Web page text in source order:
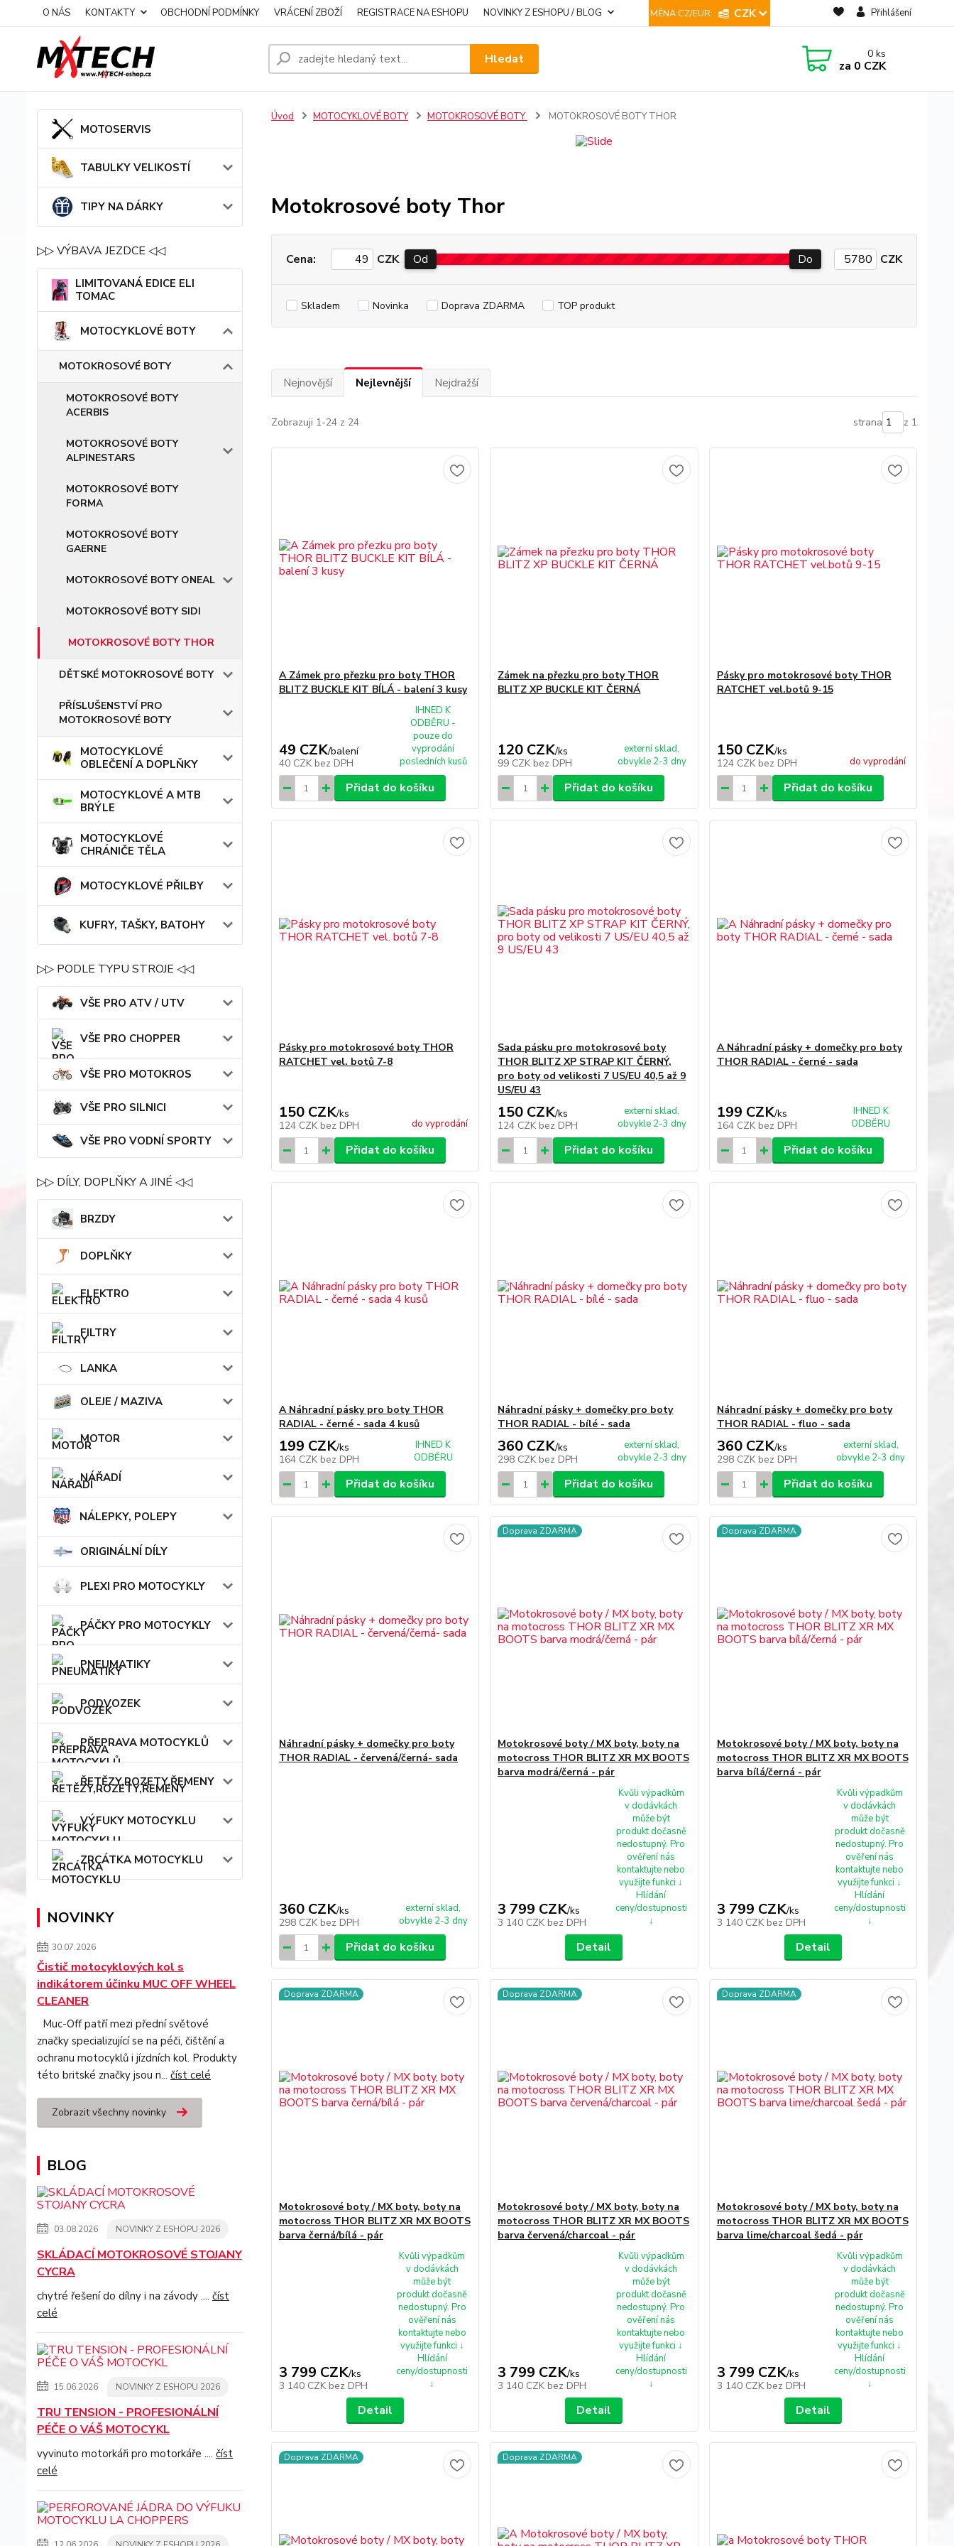
O NÁS KONTAKTY OBCHODNÍ PODMÍNKY VRÁCENÍ ZBOŽÍ REGISTRACE NA ESHOPU NOVINKY Z ESHOPU / BLOG CZK Přihlášení
Hledat 0 ks
za 0 CZK
MOTOSERVIS
TABULKY VELIKOSTÍ
TIPY NA DÁRKY
▷▷ VÝBAVA JEZDCE ◁◁
LIMITOVANÁ EDICE ELI
TOMAC
MOTOCYKLOVÉ BOTY
MOTOKROSOVÉ BOTY
MOTOKROSOVÉ BOTY
ACERBIS
MOTOKROSOVÉ BOTY
ALPINESTARS
MOTOKROSOVÉ BOTY
FORMA
MOTOKROSOVÉ BOTY
GAERNE
MOTOKROSOVÉ BOTY ONEAL
MOTOKROSOVÉ BOTY SIDI
MOTOKROSOVÉ BOTY THOR
DĚTSKÉ MOTOKROSOVÉ BOTY
PŘÍSLUŠENSTVÍ PRO
MOTOKROSOVÉ BOTY
MOTOCYKLOVÉ
OBLEČENÍ A DOPLŇKY
MOTOCYKLOVÉ A MTB
BRÝLE
MOTOCYKLOVÉ
CHRÁNIČE TĚLA
MOTOCYKLOVÉ PŘILBY
KUFRY, TAŠKY, BATOHY
▷▷ PODLE TYPU STROJE ◁◁
VŠE PRO ATV / UTV
VŠE PRO CHOPPER
VŠE PRO MOTOKROS
VŠE PRO SILNICI
VŠE PRO VODNÍ SPORTY
▷▷ DÍLY, DOPLŇKY A JINÉ ◁◁
BRZDY
DOPLŇKY
ELEKTRO
FILTRY
LANKA
OLEJE / MAZIVA
MOTOR
NÁŘADÍ
NÁLEPKY, POLEPY
ORIGINÁLNÍ DÍLY
PLEXI PRO MOTOCYKLY
PÁČKY PRO MOTOCYKLY
PNEUMATIKY
PODVOZEK
PŘEPRAVA MOTOCYKLŮ
ŘETĚZY,ROZETY,ŘEMENY
VÝFUKY MOTOCYKLU
ZRCÁTKA MOTOCYKLU
NOVINKY
30.07.2026
Čistič motocyklových kol s
indikátorem účinku MUC OFF WHEEL
CLEANER
Muc-Off patří mezi přední světové
značky specializující se na péči, čištění a
ochranu motocyklů i jízdních kol. Produkty
této britské značky jsou n... číst celé
Zobrazit všechny novinky
BLOG
03.08.2026 NOVINKY Z ESHOPU 2026
SKLÁDACÍ MOTOKROSOVÉ STOJANY
CYCRA
chytré řešení do dílny i na závody .... číst
celé
15.06.2026 NOVINKY Z ESHOPU 2026
TRU TENSION - PROFESIONÁLNÍ
PÉČE O VÁŠ MOTOCYKL
vyvinuto motorkáři pro motorkáře .... číst
celé
Úvod MOTOCYKLOVÉ BOTY MOTOKROSOVÉ BOTY MOTOKROSOVÉ BOTY THOR
Motokrosové boty Thor
Cena: CZK Od Do CZK
Skladem Novinka Doprava ZDARMA TOP produkt
Nejnovější Nejlevnější Nejdražší
Zobrazuji 1-24 z 24 strana z 1
A Zámek pro přezku pro boty THOR
BLITZ BUCKLE KIT BÍLÁ - balení 3 kusy
49 CZK/balení
40 CZK bez DPH
IHNED K
ODBĚRU -
pouze do
vyprodání
posledních kusů
Přidat do košíku
Zámek na přezku pro boty THOR
BLITZ XP BUCKLE KIT ČERNÁ
120 CZK/ks
99 CZK bez DPH
externí sklad,
obvykle 2-3 dny
Přidat do košíku
Pásky pro motokrosové boty THOR
RATCHET vel.botů 9-15
150 CZK/ks
124 CZK bez DPH do vyprodání
Přidat do košíku
Pásky pro motokrosové boty THOR
RATCHET vel. botů 7-8
150 CZK/ks
124 CZK bez DPH do vyprodání
Přidat do košíku
Sada pásku pro motokrosové boty
THOR BLITZ XP STRAP KIT ČERNÝ,
pro boty od velikosti 7 US/EU 40,5 až 9
US/EU 43
150 CZK/ks
124 CZK bez DPH
externí sklad,
obvykle 2-3 dny
Přidat do košíku
A Náhradní pásky + domečky pro boty
THOR RADIAL - černé - sada
199 CZK/ks
164 CZK bez DPH
IHNED K
ODBĚRU
Přidat do košíku
A Náhradní pásky pro boty THOR
RADIAL - černé - sada 4 kusů
199 CZK/ks
164 CZK bez DPH
IHNED K
ODBĚRU
Přidat do košíku
Náhradní pásky + domečky pro boty
THOR RADIAL - bílé - sada
360 CZK/ks
298 CZK bez DPH
externí sklad,
obvykle 2-3 dny
Přidat do košíku
Náhradní pásky + domečky pro boty
THOR RADIAL - fluo - sada
360 CZK/ks
298 CZK bez DPH
externí sklad,
obvykle 2-3 dny
Přidat do košíku
Náhradní pásky + domečky pro boty
THOR RADIAL - červená/černá- sada
360 CZK/ks
298 CZK bez DPH
externí sklad,
obvykle 2-3 dny
Přidat do košíku
Doprava ZDARMA
Motokrosové boty / MX boty, boty na
motocross THOR BLITZ XR MX BOOTS
barva modrá/černá - pár
3 799 CZK/ks
3 140 CZK bez DPH
Kvůli výpadkům
v dodávkách
může být
produkt dočasně
nedostupný. Pro
ověření nás
kontaktujte nebo
využijte funkci ↓
Hlídání
ceny/dostupnosti
↓
Detail
Doprava ZDARMA
Motokrosové boty / MX boty, boty na
motocross THOR BLITZ XR MX BOOTS
barva bílá/černá - pár
3 799 CZK/ks
3 140 CZK bez DPH
Kvůli výpadkům
v dodávkách
může být
produkt dočasně
nedostupný. Pro
ověření nás
kontaktujte nebo
využijte funkci ↓
Hlídání
ceny/dostupnosti
↓
Detail
Doprava ZDARMA
Motokrosové boty / MX boty, boty na
motocross THOR BLITZ XR MX BOOTS
barva černá/bílá - pár
3 799 CZK/ks
3 140 CZK bez DPH
Kvůli výpadkům
v dodávkách
může být
produkt dočasně
nedostupný. Pro
ověření nás
kontaktujte nebo
využijte funkci ↓
Hlídání
ceny/dostupnosti
↓
Detail
Doprava ZDARMA
Motokrosové boty / MX boty, boty na
motocross THOR BLITZ XR MX BOOTS
barva červená/charcoal - pár
3 799 CZK/ks
3 140 CZK bez DPH
Kvůli výpadkům
v dodávkách
může být
produkt dočasně
nedostupný. Pro
ověření nás
kontaktujte nebo
využijte funkci ↓
Hlídání
ceny/dostupnosti
↓
Detail
Doprava ZDARMA
Motokrosové boty / MX boty, boty na
motocross THOR BLITZ XR MX BOOTS
barva lime/charcoal šedá - pár
3 799 CZK/ks
3 140 CZK bez DPH
Kvůli výpadkům
v dodávkách
může být
produkt dočasně
nedostupný. Pro
ověření nás
kontaktujte nebo
využijte funkci ↓
Hlídání
ceny/dostupnosti
↓
Detail
Doprava ZDARMA Doprava ZDARMA